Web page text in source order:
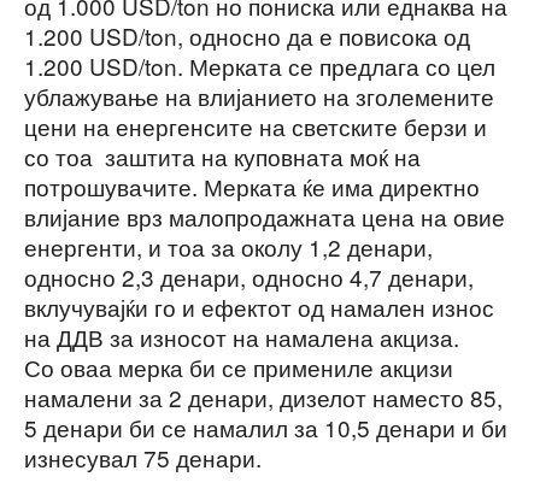
1.200 USD/ton, односно да е повисока од
1.200 USD/ton. Мерката се предлага со цел
ублажување на влијанието на зголемените
цени на енергенсите на светските берзи и
со тоа заштита на куповната моќ на
потрошувачите. Мерката ќе има директно
влијание врз малопродажната цена на овие
енергенти, и тоа за околу 1,2 денари,
односно 2,3 денари, односно 4,7 денари,
вклучувајќи го и ефектот од намален износ
на ДДВ за износот на намалена акциза.
Со оваа мерка би се примениле акцизи
намалени за 2 денари, дизелот наместо 85,
5 денари би се намалил за 10,5 денари и би
изнесувал 75 денари.